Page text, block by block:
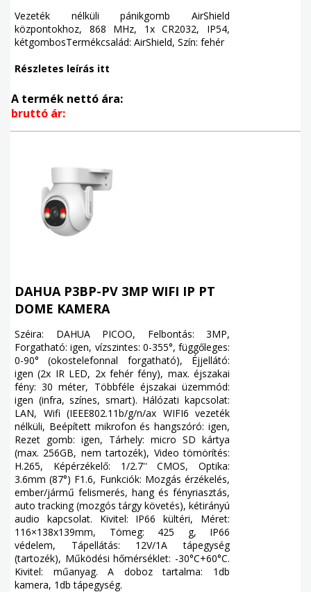
Vezeték nélküli pánikgomb AirShield
központokhoz, 868 MHz, 1x CR2032, IP54,
kétgombosTermékcsalád: AirShield, Szín: fehér
Részletes leírás itt
A termék nettó ára:
bruttó ár:
DAHUA P3BP-PV 3MP WIFI IP PT
DOME KAMERA
Széira: DAHUA PICOO, Felbontás: 3MP,
Forgatható: igen, vízszintes: 0-355°, függőleges:
0-90° (okostelefonnal forgatható), Éjjellátó:
igen (2x IR LED, 2x fehér fény), max. éjszakai
fény: 30 méter, Többféle éjszakai üzemmód:
igen (infra, színes, smart). Hálózati kapcsolat:
LAN, Wifi (IEEE802.11b/g/n/ax WIFI6 vezeték
nélküli, Beépített mikrofon és hangszóró: igen,
Rezet gomb: igen, Tárhely: micro SD kártya
(max. 256GB, nem tartozék), Video tömörítés:
H.265, Képérzékelő: 1/2.7'' CMOS, Optika:
3.6mm (87°) F1.6, Funkciók: Mozgás érzékelés,
ember/jármű felismerés, hang és fényriasztás,
auto tracking (mozgós tárgy követés), kétirányú
audio kapcsolat. Kivitel: IP66 kültéri, Méret:
116×138x139mm, Tömeg: 425 g, IP66
védelem, Tápellátás: 12V/1A tápegység
(tartozék), Működési hőmérséklet: -30°C+60°C.
Kivitel: műanyag. A doboz tartalma: 1db
kamera, 1db tápegység.